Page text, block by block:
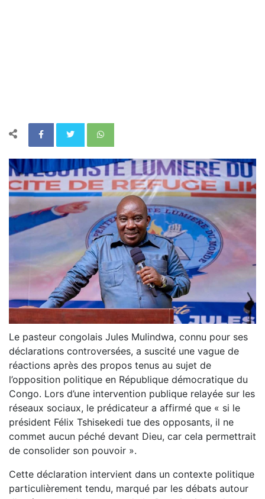
Le pasteur congolais Jules Mulindwa, connu pour ses
déclarations controversées, a suscité une vague de
réactions après des propos tenus au sujet de
l’opposition politique en République démocratique du
Congo. Lors d’une intervention publique relayée sur les
réseaux sociaux, le prédicateur a affirmé que « si le
président Félix Tshisekedi tue des opposants, il ne
commet aucun péché devant Dieu, car cela permettrait
de consolider son pouvoir ».
Cette déclaration intervient dans un contexte politique
particulièrement tendu, marqué par les débats autour